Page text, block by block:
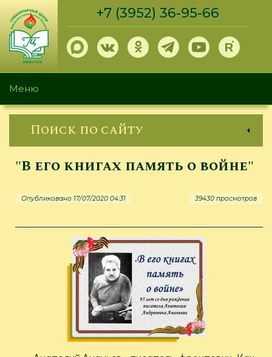
Перейти
основному
содержанию
+7 (3952) 36-95-66
Меню
Поиск по сайту
"В его книгах память о войне"
Опубликовано 17/07/2020 04:31 39430 просмотров